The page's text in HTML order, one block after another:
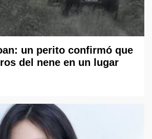
un perito confirmó que
del nene en un lugar